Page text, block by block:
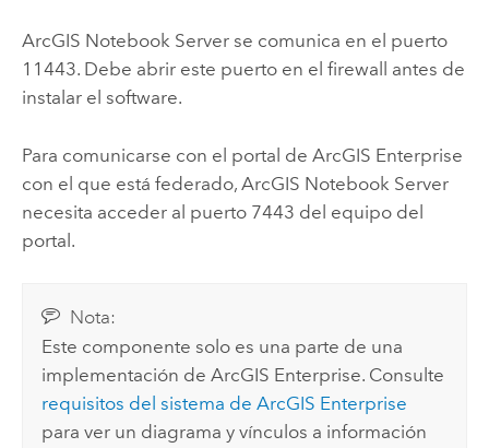
ArcGIS Notebook Serverse comunica en el puerto
11443. Debe abrir este puerto en el firewall antes de
instalar el software.
Para comunicarse con el portal de ArcGIS Enterprise
con el que está federado, ArcGIS Notebook Server
necesita acceder al puerto 7443 del equipo del
portal.
Nota:
Este componente solo es una parte de una
implementación deArcGIS Enterprise. Consulte
requisitos del sistema deArcGIS Enterprise
para ver un diagrama y vínculos a información